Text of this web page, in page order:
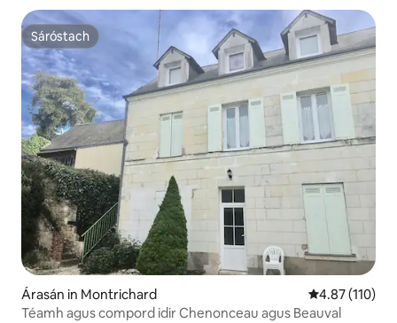
Sáróstach
Sáróstach
Árasán in Montrichard Meánrátáil
4.87 (110)
Téamh agus compord idir Chenonceau agus Beauval